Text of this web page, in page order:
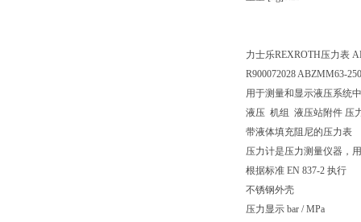
力士乐REXROTH压力表
R900072028 ABZMM63-
用于测量和显示液压系统
液压 机组 液压站附件 压
带液体填充阻尼的压力表
压力计是压力测量仪器，
根据标准 EN 837-2 执行
不锈钢外壳
压力显示 bar / MPa